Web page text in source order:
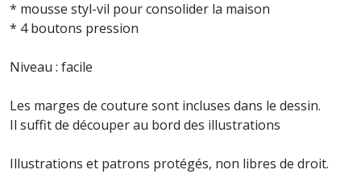
* mousse styl-vil pour consolider la maison
* 4 boutons pression
Niveau : facile
Les marges de couture sont incluses dans le dessin.
Il suffit de découper au bord des illustrations
Illustrations et patrons protégés, non libres de droit.